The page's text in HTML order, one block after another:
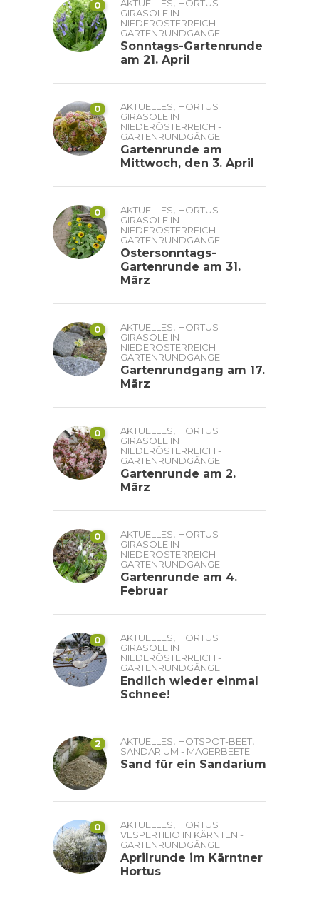
0 AKTUELLES, HORTUS
GIRASOLE IN
NIEDERÖSTERREICH -
GARTENRUNDGÄNGE
Sonntags-Gartenrunde
am 21. April
0 AKTUELLES, HORTUS
GIRASOLE IN
NIEDERÖSTERREICH -
GARTENRUNDGÄNGE
Gartenrunde am
Mittwoch, den 3. April
0 AKTUELLES, HORTUS
GIRASOLE IN
NIEDERÖSTERREICH -
GARTENRUNDGÄNGE
Ostersonntags-
Gartenrunde am 31.
März
0 AKTUELLES, HORTUS
GIRASOLE IN
NIEDERÖSTERREICH -
GARTENRUNDGÄNGE
Gartenrundgang am 17.
März
0 AKTUELLES, HORTUS
GIRASOLE IN
NIEDERÖSTERREICH -
GARTENRUNDGÄNGE
Gartenrunde am 2.
März
0 AKTUELLES, HORTUS
GIRASOLE IN
NIEDERÖSTERREICH -
GARTENRUNDGÄNGE
Gartenrunde am 4.
Februar
0 AKTUELLES, HORTUS
GIRASOLE IN
NIEDERÖSTERREICH -
GARTENRUNDGÄNGE
Endlich wieder einmal
Schnee!
2 AKTUELLES, HOTSPOT-BEET,
SANDARIUM - MAGERBEETE
Sand für ein Sandarium
0 AKTUELLES, HORTUS
VESPERTILIO IN KÄRNTEN -
GARTENRUNDGÄNGE
Aprilrunde im Kärntner
Hortus